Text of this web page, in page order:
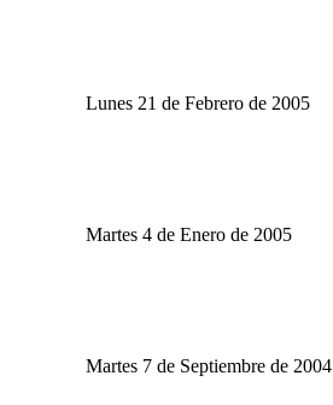
Lunes 21 de Febrero de 2005
Martes 4 de Enero de 2005
Martes 7 de Septiembre de 2004